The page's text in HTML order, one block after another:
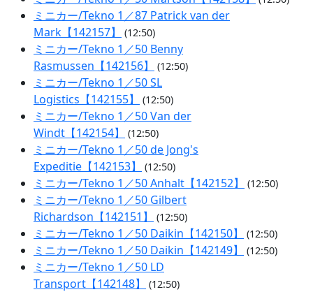
ミニカー/Tekno 1／87 Patrick van der
Mark【142157】
(12:50)
ミニカー/Tekno 1／50 Benny
Rasmussen【142156】
(12:50)
ミニカー/Tekno 1／50 SL
Logistics【142155】
(12:50)
ミニカー/Tekno 1／50 Van der
Windt【142154】
(12:50)
ミニカー/Tekno 1／50 de Jong's
Expeditie【142153】
(12:50)
ミニカー/Tekno 1／50 Anhalt【142152】 (12:50)
ミニカー/Tekno 1／50 Gilbert
Richardson【142151】
(12:50)
ミニカー/Tekno 1／50 Daikin【142150】 (12:50)
ミニカー/Tekno 1／50 Daikin【142149】 (12:50)
ミニカー/Tekno 1／50 LD
Transport【142148】
(12:50)